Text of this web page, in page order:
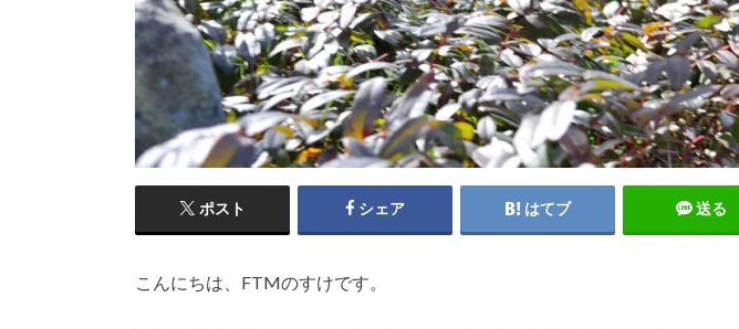
ポスト シェア はてブ 送る
こんにちは、FTMのすけです。